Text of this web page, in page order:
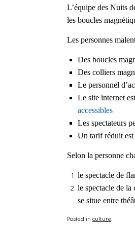
L’équipe des Nuits
les boucles
Les personnes
Des boucles
Des colliers
Le personnel
Le site internet
accessibles
Les spectateurs
Un tarif réduit est
Selon la personne
le spectacle de
le spectacle de
se situe entre
Posted in culture.